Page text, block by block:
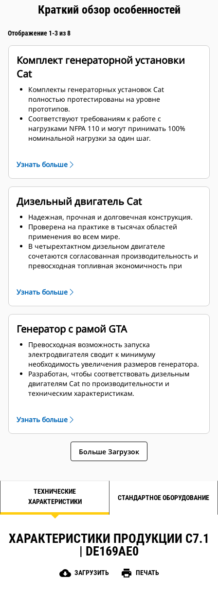
Краткий обзор особенностей
Отображение 1-3 из 8
Комплект генераторной установки
Cat
Комплекты генераторных установок Cat
полностью протестированы на уровне
прототипов.
Соответствуют требованиям к работе с
нагрузками NFPA 110 и могут принимать 100%
номинальной нагрузки за один шаг.
характеристикам.
Узнать больше
Дизельный двигатель Cat
Надежная, прочная и долговечная конструкция.
Проверена на практике в тысячах областей
применения во всем мире.
В четырехтактном дизельном двигателе
сочетаются согласованная производительность и
превосходная топливная экономичность при
Узнать больше
Генератор с рамой GTA
Превосходная возможность запуска
электродвигателя сводит к минимуму
необходимость увеличения размеров генератора.
Разработан, чтобы соответствовать дизельным
двигателям Cat по производительности и
техническим характеристикам.
Узнать больше
Больше Загрузок
ТЕХНИЧЕСКИЕ
ХАРАКТЕРИСТИКИ
СТАНДАРТНОЕ ОБОРУДОВАНИЕ
ХАРАКТЕРИСТИКИ ПРОДУКЦИИ C7.1
| DE169AE0
cloud_download ЗАГРУЗИТЬ print ПЕЧАТЬ